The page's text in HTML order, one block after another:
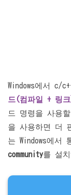
Windows에서 c/
드(컴파일 + 링
드 명령을 사용
을 사용하면 더
는 Windows에서
community를 설